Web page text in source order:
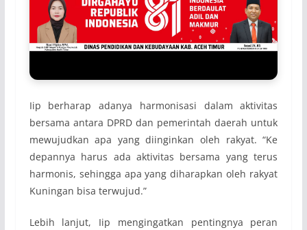
Iip berharap adanya harmonisasi dalam aktivitas
bersama antara DPRD dan pemerintah daerah untuk
mewujudkan apa yang diinginkan oleh rakyat. “Ke
depannya harus ada aktivitas bersama yang terus
harmonis, sehingga apa yang diharapkan oleh rakyat
Kuningan bisa terwujud.”
Lebih lanjut, Iip mengingatkan pentingnya peran